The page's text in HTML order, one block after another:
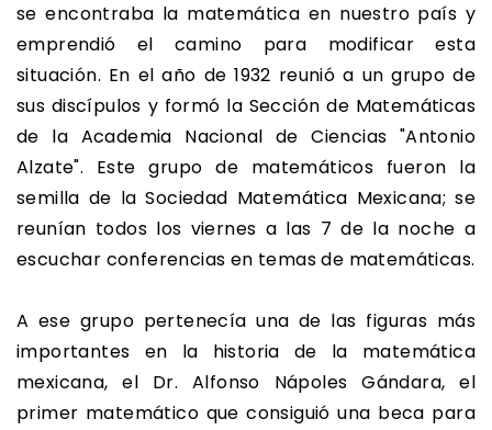
se encontraba la matemática en nuestro país y
emprendió el camino para modificar esta
situación. En el año de 1932 reunió a un grupo de
sus discípulos y formó la Sección de Matemáticas
de la Academia Nacional de Ciencias "Antonio
Alzate". Este grupo de matemáticos fueron la
semilla de la Sociedad Matemática Mexicana; se
reunían todos los viernes a las 7 de la noche a
escuchar conferencias en temas de matemáticas.
A ese grupo pertenecía una de las figuras más
importantes en la historia de la matemática
mexicana, el Dr. Alfonso Nápoles Gándara, el
primer matemático que consiguió una beca para